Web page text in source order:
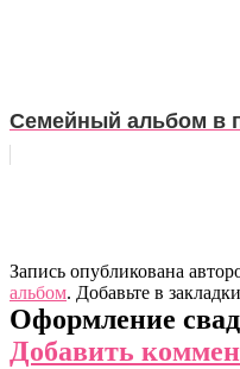
Семейный альбом в
Запись опубликована
альбом. Добавьте в закладки
Оформление
Добавить